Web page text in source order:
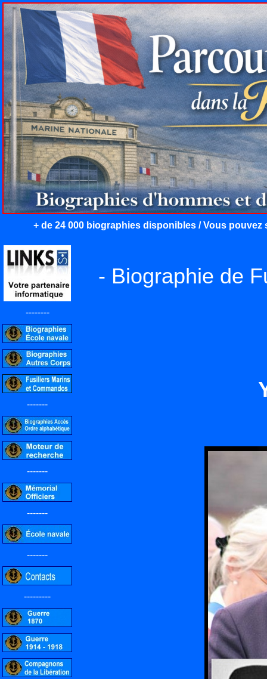
+ de 24 000 biographies disponibles / Vous
--------
-------
-------
-------
-------
---------
- Biographie de